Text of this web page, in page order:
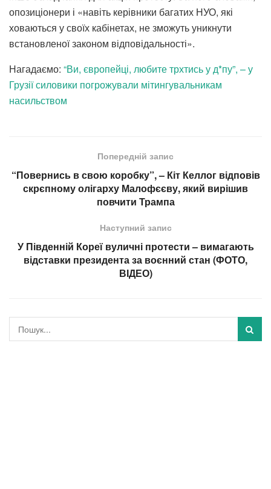
опозиціонери і «навіть керівники багатих НУО, які
ховаються у своїх кабінетах, не зможуть уникнути
встановленої законом відповідальності».
Нагадаємо: “Ви, європейці, любите трхтись у д*пу”, – у
Грузії силовики погрожували мітингувальникам
насильством
Попередній запис
“Повернись в свою коробку”, – Кіт Келлог відповів
скрєпному олігарху Малофєєву, який вирішив
повчити Трампа
Наступний запис
У Південній Кореї вуличні протести – вимагають
відставки президента за воєнний стан (ФОТО,
ВІДЕО)